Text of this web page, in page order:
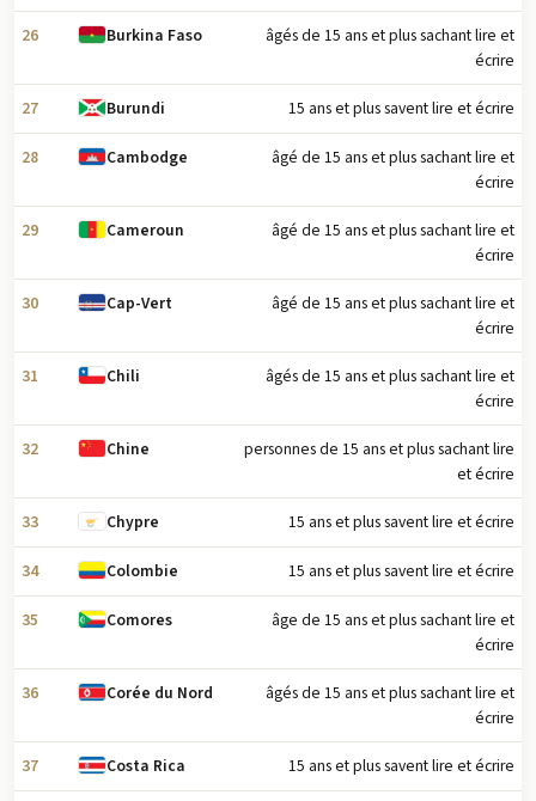
26 Burkina Faso
âgés de 15 ans et plus sachant lire et
écrire
27 Burundi 15 ans et plus savent lire et écrire
28 Cambodge
âgé de 15 ans et plus sachant lire et
écrire
29 Cameroun
âgé de 15 ans et plus sachant lire et
écrire
30 Cap-Vert
âgé de 15 ans et plus sachant lire et
écrire
31 Chili
âgés de 15 ans et plus sachant lire et
écrire
32 Chine
personnes de 15 ans et plus sachant lire
et écrire
33 Chypre 15 ans et plus savent lire et écrire
34 Colombie 15 ans et plus savent lire et écrire
35 Comores
âge de 15 ans et plus sachant lire et
écrire
36 Corée du Nord
âgés de 15 ans et plus sachant lire et
écrire
37 Costa Rica 15 ans et plus savent lire et écrire